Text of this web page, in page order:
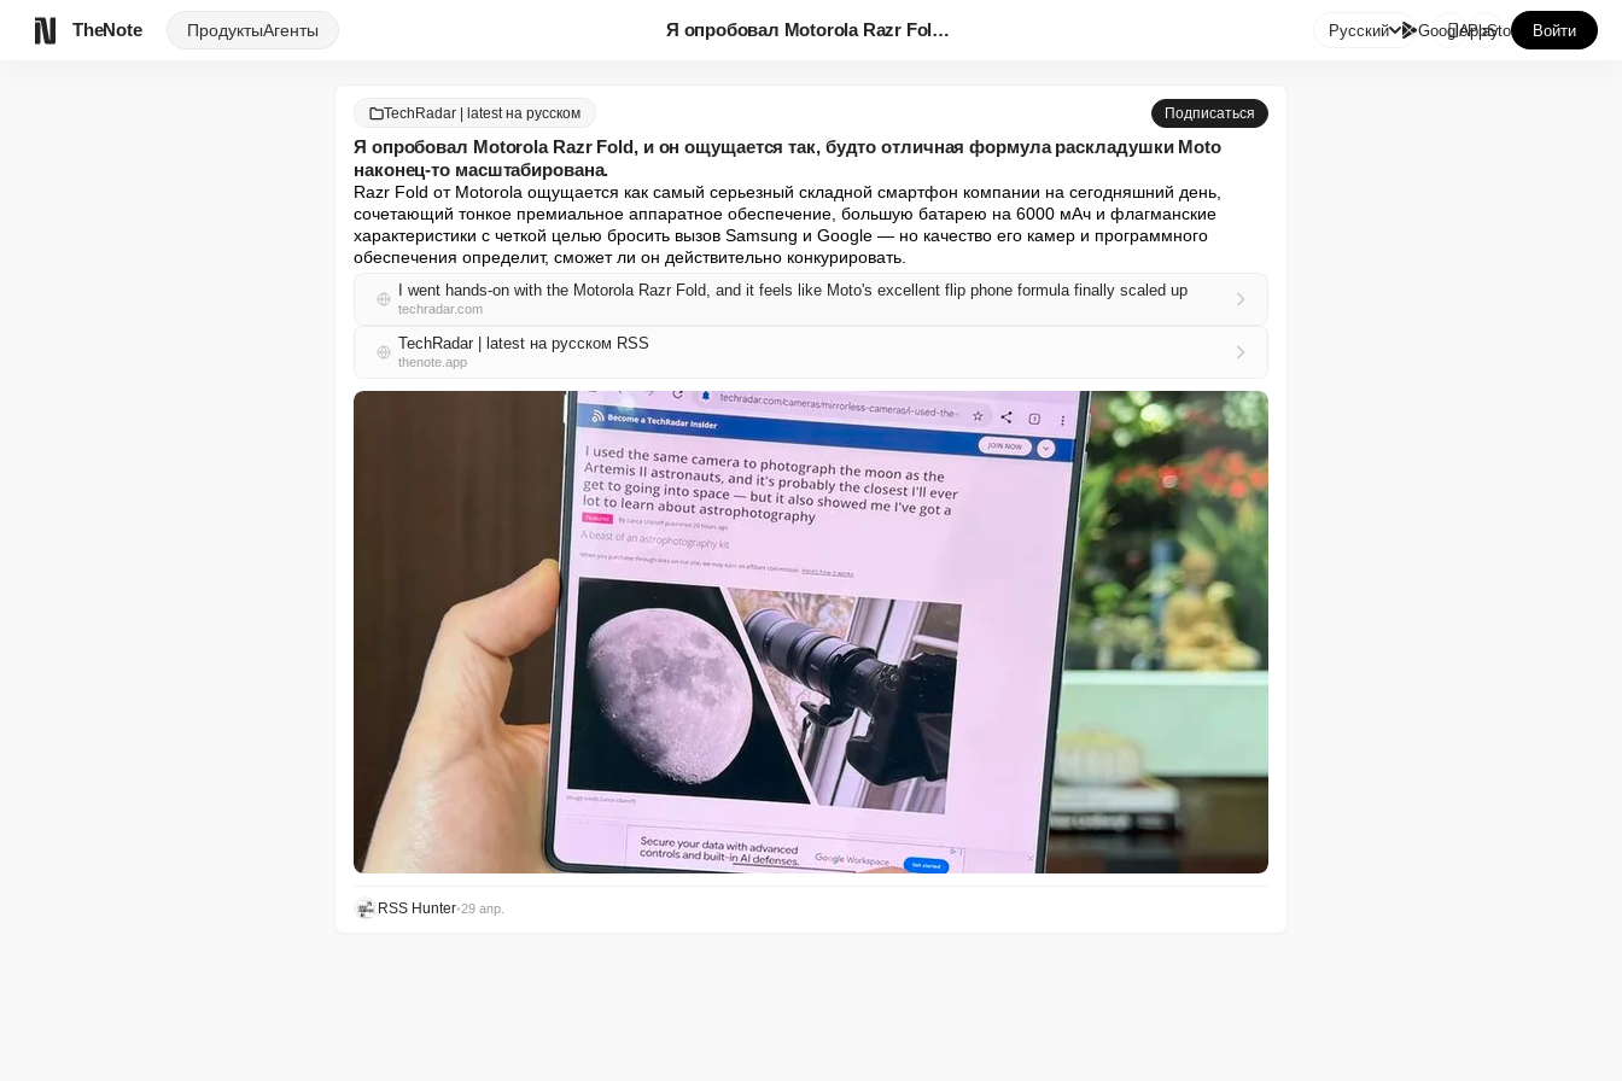
TheNote ПродуктыАгенты Я опробовал Motorola Razr Fold... Русский GooglePlay
AppStore Войти
TechRadar | latest на русском Подписаться
Я опробовал Motorola Razr Fold, и он ощущается так, будто отличная формула раскладушки Moto
наконец-то масштабирована.
Razr Fold от Motorola ощущается как самый серьезный складной смартфон компании на сегодняшний день,
сочетающий тонкое премиальное аппаратное обеспечение, большую батарею на 6000 мАч и флагманские
характеристики с четкой целью бросить вызов Samsung и Google — но качество его камер и программного
обеспечения определит, сможет ли он действительно конкурировать.
I went hands-on with the Motorola Razr Fold, and it feels like Moto's excellent flip phone formula finally scaled up
techradar.com
TechRadar | latest на русском RSS
thenote.app
RSS Hunter•29 апр.